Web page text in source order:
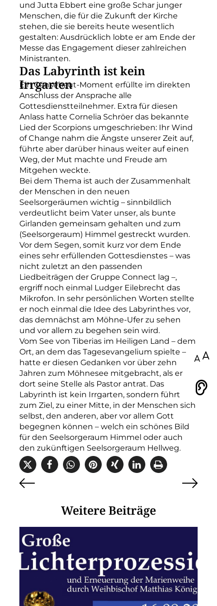
und Jutta Ebbert eine große Schar junger
Menschen, die für die Zukunft der Kirche
stehen, die sie bereits heute wesentlich
gestalten: Ausdrücklich lobte er am Ende der
Messe das Engagement dieser zahlreichen
Ministranten.
Das Labyrinth ist kein
Irrgarten
Ein Gänsehaut-Moment erfüllte im direkten
Anschluss der Ansprache alle
Gottesdienstteilnehmer. Extra für diesen
Anlass hatte Cornelia Schröer das bekannte
Lied der Scorpions umgeschrieben: Ihr Wind
of Change nahm die Ängste unserer Zeit auf,
führte aber darüber hinaus weiter auf einen
Weg, der Mut machte und Freude am
Mitgehen weckte.
Bei dem Thema ist auch der Zusammenhalt
der Menschen in den neuen
Seelsorgeräumen wichtig – sinnbildlich
verdeutlicht beim Vater unser, als bunte
Girlanden gemeinsam gehalten und zum
(Seelsorgeraum) Himmel gestreckt wurden.
Vor dem Segen, somit kurz vor dem Ende
eines sehr erfüllenden Gottesdienstes – was
nicht zuletzt an den passenden
Liedbeiträgen der Gruppe Connect lag –,
ergriff noch einmal Ludger Eilebrecht das
Mikrofon. In sehr persönlichen Worten stellte
er noch einmal die Idee des Labyrinthes vor,
das demnächst am Möhne-Ufer zu sehen
und vor allem zu begehen sein wird.
Vom See von Tiberias im Heiligen Land – dem
Ort, an dem das Tagesevangelium spielte –
hatte er diesen Gedanken vor über zehn
Jahren zum Möhnesee mitgebracht, als er
dort seine Stelle als Pastor antrat. Das
Labyrinth ist kein Irrgarten, sondern führt
zum Ziel, zu einer Mitte, in der Menschen sich
selbst, den anderen, aber vor allem Gott
begegnen können – welch ein schönes Bild
für den Seelsorgeraum Himmel oder auch
den zukünftigen Seelsorgeraum Hellweg.
Weitere Beiträge
100
Vorlesen